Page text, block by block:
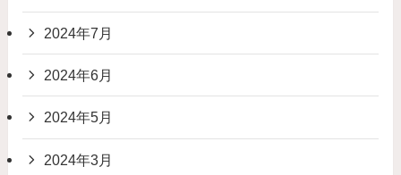
2024年7月
2024年6月
2024年5月
2024年3月